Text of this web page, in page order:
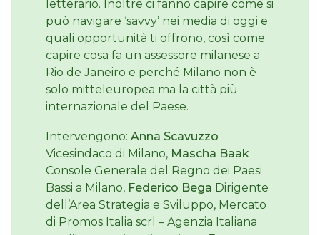
letterario. Inoltre ci fanno capire come si
può navigare ‘savvy’ nei media di oggi e
quali opportunità ti offrono, così come
capire cosa fa un assessore milanese a
Rio de Janeiro e perché Milano non è
solo mitteleuropea ma la città più
internazionale del Paese.
Intervengono: Anna Scavuzzo
Vicesindaco di Milano, Mascha Baak
Console Generale del Regno dei Paesi
Bassi a Milano, Federico Bega Dirigente
dell’Area Strategia e Sviluppo, Mercato
di Promos Italia scrl – Agenzia Italiana